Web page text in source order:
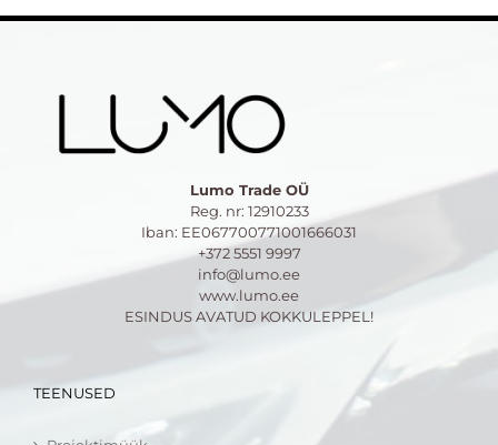
Lumo Trade OÜ
Reg. nr: 12910233
Iban: EE067700771001666031
+372 5551 9997
info@lumo.ee
www.lumo.ee
ESINDUS AVATUD KOKKULEPPEL!
TEENUSED